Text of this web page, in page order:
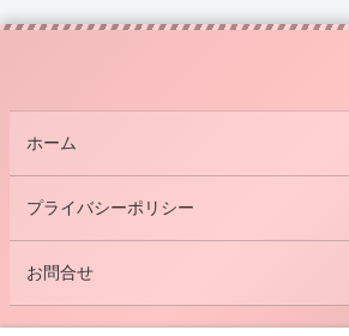
ホーム
プライバシーポリシー
お問合せ